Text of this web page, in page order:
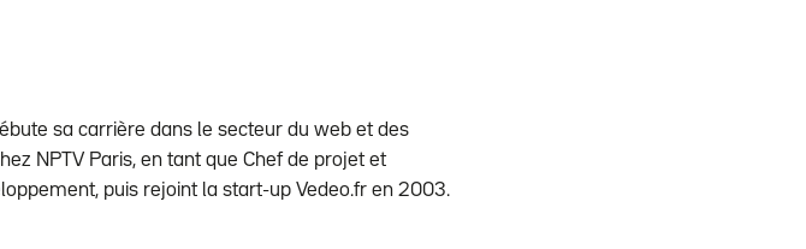
sa carrière dans le secteur du web et des
NPTV Paris, en tant que Chef de projet et
puis rejoint la start-up Vedeo.fr en 2003.